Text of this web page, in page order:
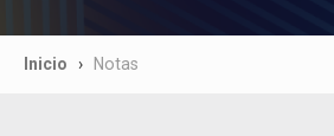
Inicio Notas